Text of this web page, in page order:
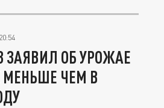
ЗАЯВИЛ ОБ УРОЖАЕ
ЧЕМ В